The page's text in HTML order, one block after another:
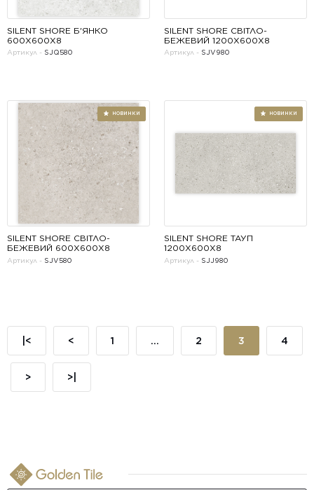
SILENT SHORE Б'ЯНКО
600Х600Х8
Артикул - SJQ580
SILENT SHORE СВІТЛО-
БЕЖЕВИЙ 1200Х600Х8
Артикул - SJV980
SILENT SHORE СВІТЛО-
БЕЖЕВИЙ 600Х600Х8
Артикул - SJV580
SILENT SHORE ТАУП
1200Х600Х8
Артикул - SJJ980
|< < 1 ... 2 3 4
> >|